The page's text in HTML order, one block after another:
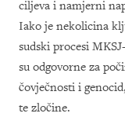
ciljeva i namjerni
Iako je nekolicina
sudski procesi
su odgovorne za
čovječnosti i
te zločine.